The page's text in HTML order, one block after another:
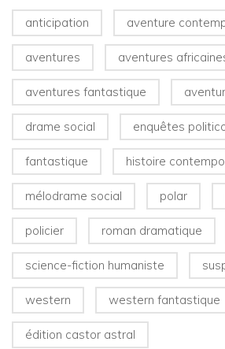
anticipation aventure
aventures aventures
aventures fantastique
drame social enquêtes
fantastique histoire
mélodrame social polar
policier roman dramatique
science-fiction humaniste
western western fantastique
édition castor astral